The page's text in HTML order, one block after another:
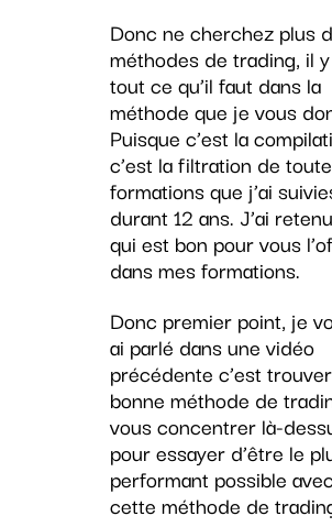
Donc ne cherchez plus
méthodes de trading, il
tout ce qu’il faut dans la
méthode que je vous
Puisque c’est la
c’est la filtration de
formations que j’ai
durant 12 ans. J’ai
qui est bon pour vous
dans mes formations.
Donc premier point, je
ai parlé dans une vidéo
précédente c’est
bonne méthode de
vous concentrer là-
pour essayer d’être le
performant possible avec
cette méthode de